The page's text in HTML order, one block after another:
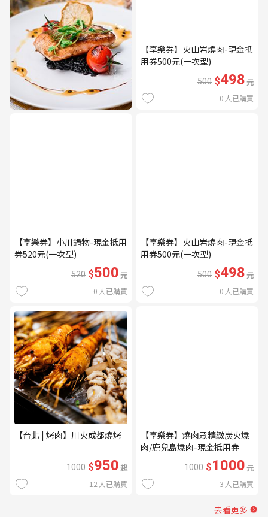
【享樂券】火山岩燒肉-現金抵
用券500元(一次型)
500 $498元
0 人已購買
【享樂券】小川鍋物-現金抵用
券520元(一次型)
520 $500元
0 人已購買
【享樂券】火山岩燒肉-現金抵
用券500元(一次型)
500 $498元
0 人已購買
【台北 | 烤肉】川火成都燒烤
1000 $950起
12 人已購買
【享樂券】燒肉眾精緻炭火燒
肉/鹿兒島燒肉-現金抵用券
1000 $1000元
3 人已購買
去看更多